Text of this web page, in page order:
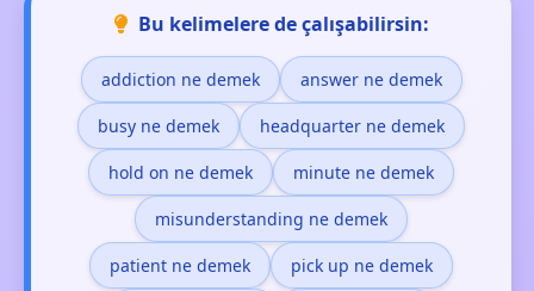
Bu kelimelere de çalışabilirsin:
addiction ne demek answer ne demek
busy ne demek headquarter ne demek
hold on ne demek minute ne demek
misunderstanding ne demek
patient ne demek pick up ne demek